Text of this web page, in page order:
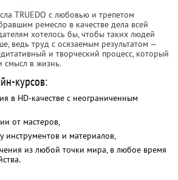
TRUEDO с любовью и трепетом
ремесло в качестве дела всей
хотелось бы, чтобы таких людей
ведь труд с осязаемым результатом —
и творческий процесс, который
смысл в жизнь.
курсов:
в HD-качестве с неограниченным
от мастеров,
инструментов и материалов,
из любой точки мира, в любое время